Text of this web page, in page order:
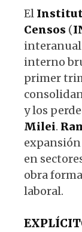
El
Censos (
interno
primer
y los
Milei.
en
obra
laboral.